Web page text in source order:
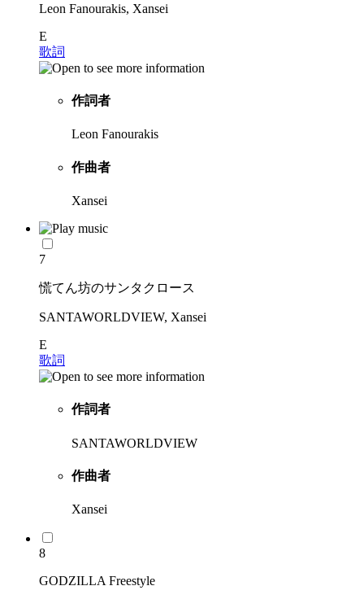
Leon Fanourakis, Xansei
E
歌詞
作詞者
Leon Fanourakis
作曲者
Xansei
7
慌てん坊のサンタクロース
SANTAWORLDVIEW, Xansei
E
歌詞
作詞者
SANTAWORLDVIEW
作曲者
Xansei
8
GODZILLA Freestyle